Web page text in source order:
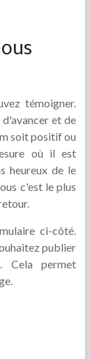
témoigner.
et de
soit positif ou
où il est
heureux de le
c'est le plus
ci-côté.
publier
Cela permet